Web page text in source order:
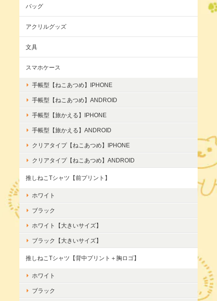
バッグ
アクリルグッズ
文具
スマホケース
手帳型【ねこあつめ】IPHONE
手帳型【ねこあつめ】ANDROID
手帳型【旅かえる】IPHONE
手帳型【旅かえる】ANDROID
クリアタイプ【ねこあつめ】IPHONE
クリアタイプ【ねこあつめ】ANDROID
推しねこTシャツ【前プリント】
ホワイト
ブラック
ホワイト【大きいサイズ】
ブラック【大きいサイズ】
推しねこTシャツ【背中プリント＋胸ロゴ】
ホワイト
ブラック